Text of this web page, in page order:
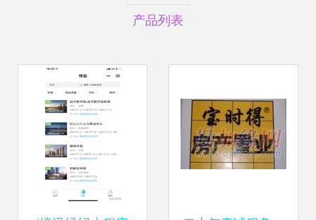
产品列表